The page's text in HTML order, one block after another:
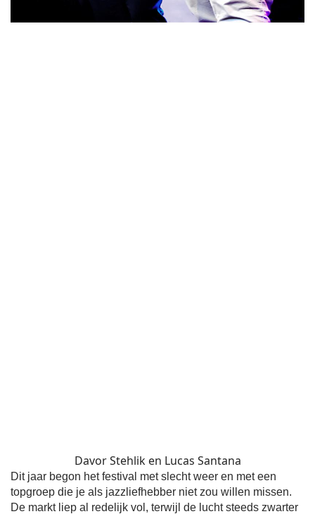
Davor Stehlik en Lucas Santana
Dit jaar begon het festival met slecht weer en met een
topgroep die je als jazzliefhebber niet zou willen missen.
De markt liep al redelijk vol, terwijl de lucht steeds zwarter